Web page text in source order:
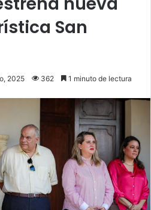
San
2025 362 1 minuto de lectura